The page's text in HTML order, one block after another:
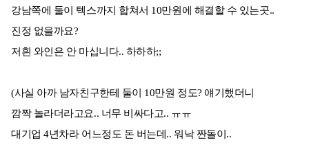
강남쪽에 둘이 텍스까지 합쳐서 10만원에 해결할 수 있는곳..
진정 없을까요?
저흰 와인은 안 마십니다.. 하하하;;
(사실 아까 남자친구한테 둘이 10만원 정도? 얘기했더니
깜짝 놀라더라고요.. 너무 비싸다고.. ㅠㅠ
대기업 4년차라 어느정도 돈 버는데.. 워낙 짠돌이..